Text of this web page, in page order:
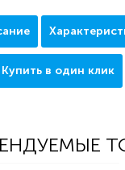
Купить в один клик